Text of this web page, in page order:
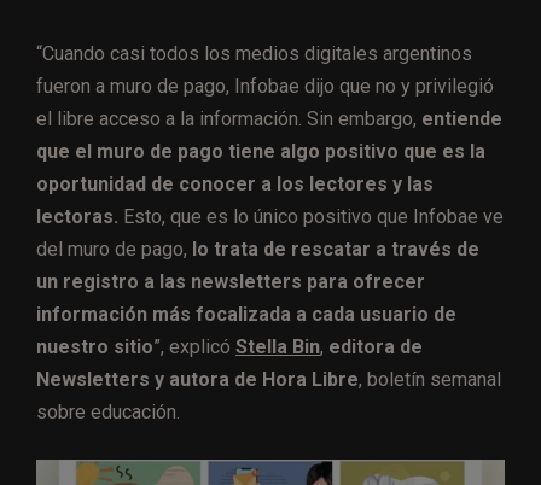
“Cuando casi todos los medios digitales argentinos
fueron a muro de pago, Infobae dijo que no y privilegió
el libre acceso a la información. Sin embargo, entiende
que el muro de pago tiene algo positivo que es la
oportunidad de conocer a los lectores y las
lectoras. Esto, que es lo único positivo que Infobae ve
del muro de pago, lo trata de rescatar a través de
un registro a las newsletters para ofrecer
información más focalizada a cada usuario de
nuestro sitio”, explicó Stella Bin, editora de
Newsletters y autora de Hora Libre, boletín semanal
sobre educación.